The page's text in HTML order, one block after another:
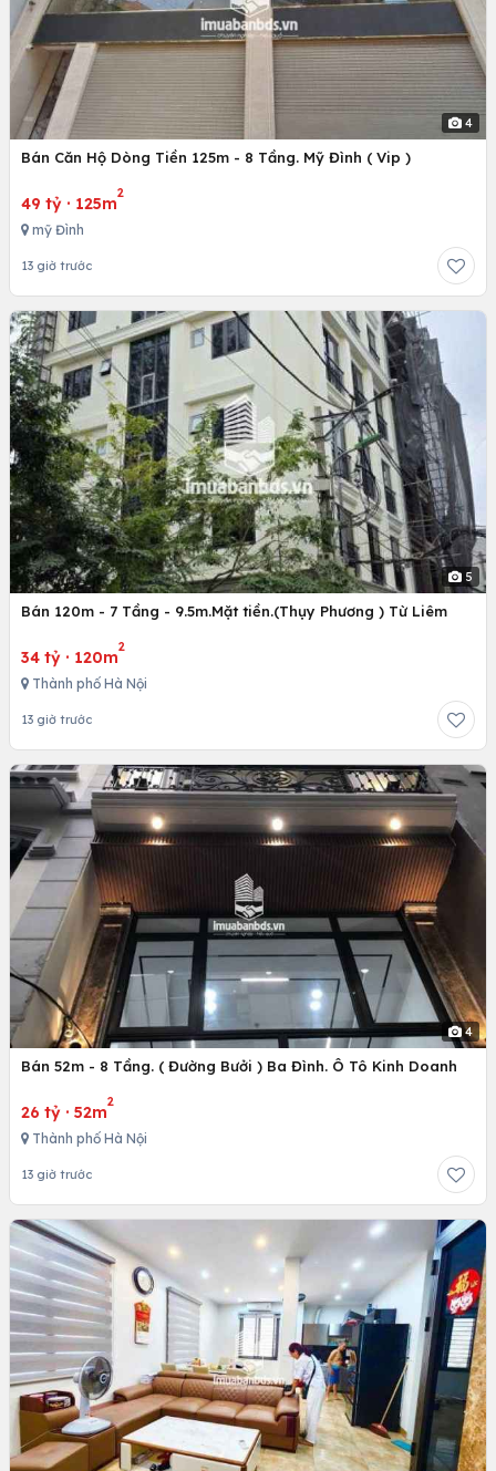
4
Bán Căn Hộ Dòng Tiền 125m - 8 Tầng. Mỹ Đình ( Vip )
49 tỷ · 125m
2
mỹ Đình
13 giờ trước
5
Bán 120m - 7 Tầng - 9.5m.Mặt tiền.(Thụy Phương ) Từ Liêm
34 tỷ · 120m
2
Thành phố Hà Nội
13 giờ trước
4
Bán 52m - 8 Tầng. ( Đường Bưởi ) Ba Đình. Ô Tô Kinh Doanh
26 tỷ · 52m
2
Thành phố Hà Nội
13 giờ trước